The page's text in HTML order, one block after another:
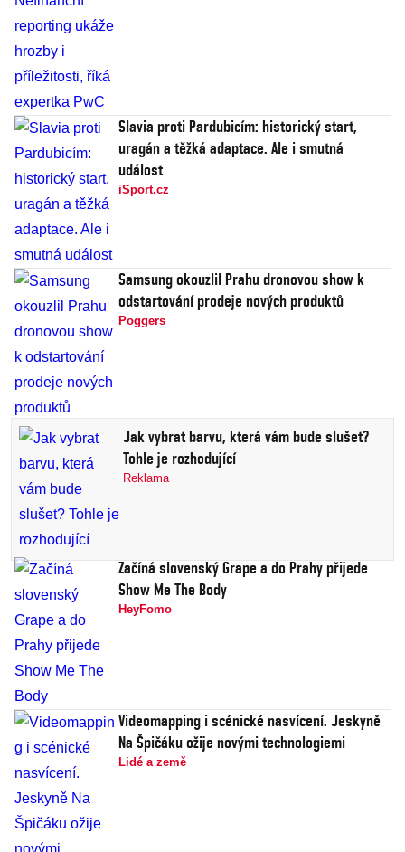
Slavia proti Pardubicím: historický start,
uragán a těžká adaptace. Ale i smutná
událost
iSport.cz
Samsung okouzlil Prahu dronovou show k
odstartování prodeje nových produktů
Poggers
Jak vybrat barvu, která vám bude slušet?
Tohle je rozhodující
Reklama
Začíná slovenský Grape a do Prahy přijede
Show Me The Body
HeyFomo
Videomapping i scénické nasvícení. Jeskyně
Na Špičáku ožije novými technologiemi
Lidé a země